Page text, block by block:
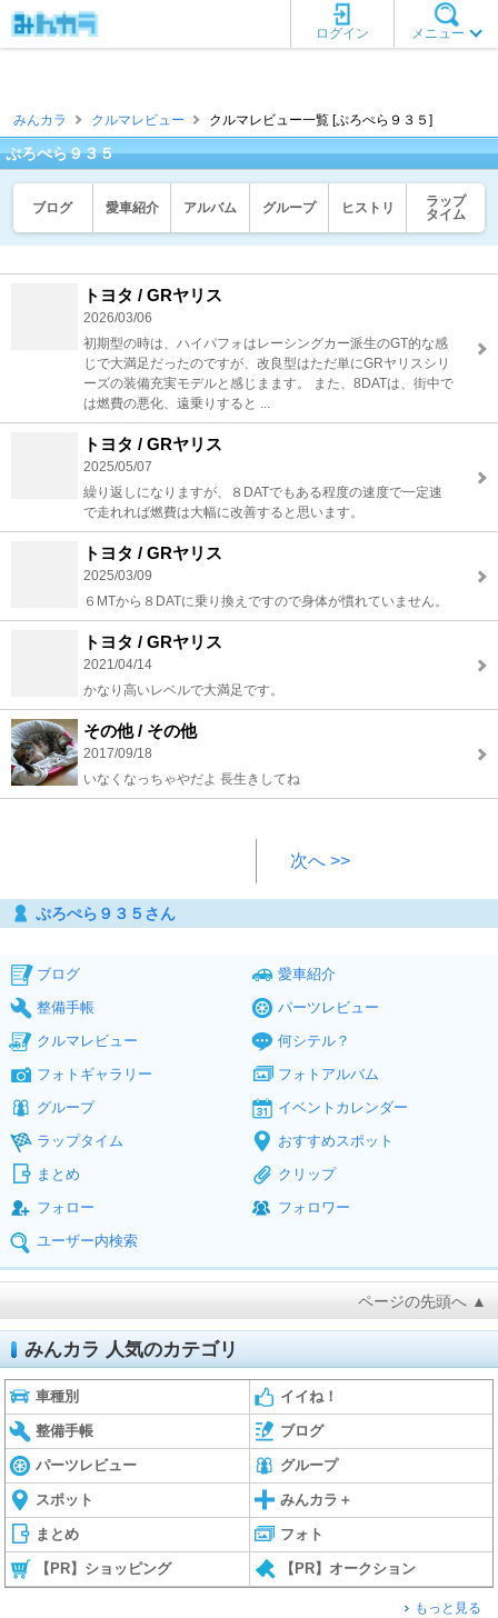
メニュー
ログイン
みんカラ クルマレビュー クルマレビュー一覧 [ぷろぺら９３５]
ぷろぺら９３５
ブログ 愛車紹介 アルバム グループ ヒストリ
ラップ
タイム
トヨタ / GRヤリス
2026/03/06
初期型の時は、ハイパフォはレーシングカー派生のGT的な感
じで大満足だったのですが、改良型はただ単にGRヤリスシリ
ーズの装備充実モデルと感じまます。 また、8DATは、街中で
は燃費の悪化、遠乗りすると ...
トヨタ / GRヤリス
2025/05/07
繰り返しになりますが、８DATでもある程度の速度で一定速
で走れれば燃費は大幅に改善すると思います。
トヨタ / GRヤリス
2025/03/09
６MTから８DATに乗り換えですので身体が慣れていません。
トヨタ / GRヤリス
2021/04/14
かなり高いレベルで大満足です。
その他 / その他
2017/09/18
いなくなっちゃやだよ 長生きしてね
次へ >>
ぷろぺら９３５さん
ブログ
愛車紹介
整備手帳
パーツレビュー
クルマレビュー
何シテル？
フォトギャラリー
フォトアルバム
グループ
イベントカレンダー
ラップタイム
おすすめスポット
まとめ
クリップ
フォロー
フォロワー
ユーザー内検索
ページの先頭へ ▲
みんカラ 人気のカテゴリ
車種別 イイね！
整備手帳 ブログ
パーツレビュー グループ
スポット みんカラ＋
まとめ フォト
【PR】ショッピング 【PR】オークション
もっと見る